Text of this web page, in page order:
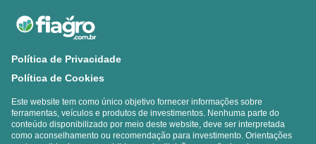
Política de Privacidade
Política de Cookies
Este website tem como único objetivo fornecer informações sobre
ferramentas, veículos e produtos de investimentos. Nenhuma parte do
conteúdo disponibilizado por meio deste website, deve ser interpretada
como aconselhamento ou recomendação para investimento. Orientações